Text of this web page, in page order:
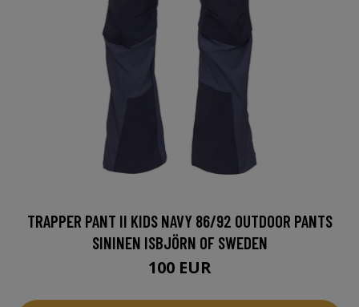
TRAPPER PANT II KIDS NAVY 86/92 OUTDOOR PANTS
SININEN ISBJÖRN OF SWEDEN
100 EUR